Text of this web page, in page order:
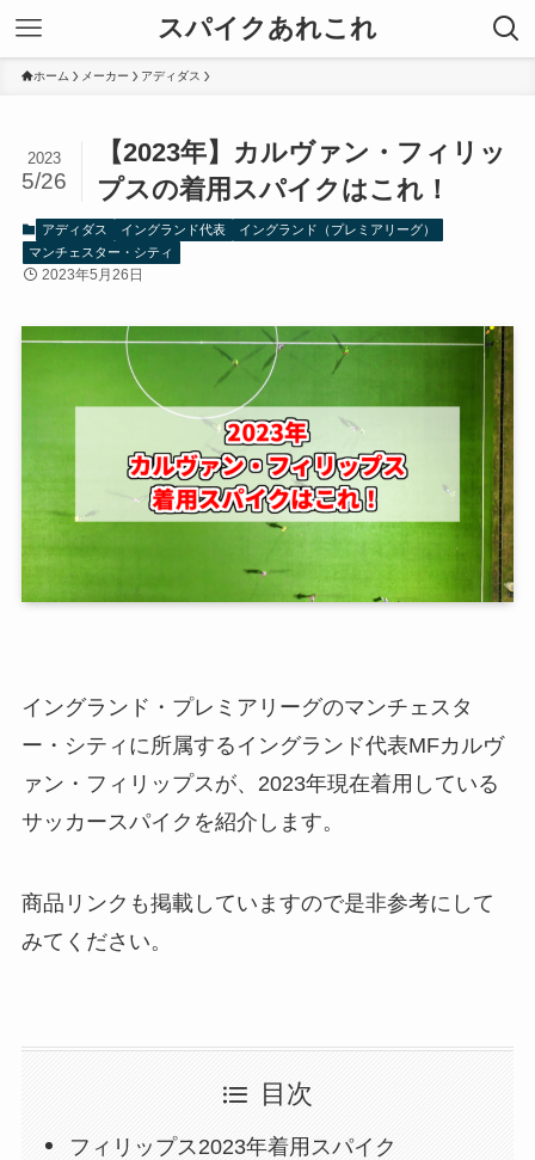
スパイクあれこれ
ホーム メーカー アディダス
【2023年】カルヴァン・フィリッ
プスの着用スパイクはこれ！
2023
5/26
アディダス イングランド代表
イングランド（プレミアリーグ）
マンチェスター・シティ
2023年5月26日
イングランド・プレミアリーグのマンチェスタ
ー・シティに所属するイングランド代表MFカルヴ
ァン・フィリップスが、2023年現在着用している
サッカースパイクを紹介します。
商品リンクも掲載していますので是非参考にして
みてください。
目次
フィリップス2023年着用スパイク